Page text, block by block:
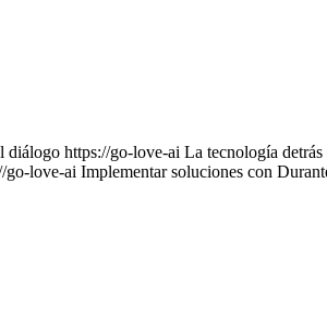
https://go-love-ai La tecnología
love-ai Implementar soluciones con